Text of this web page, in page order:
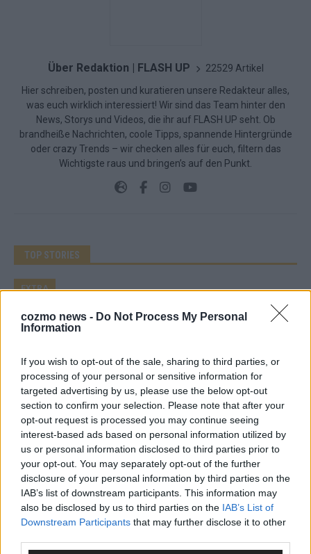
cozmo news - Do Not Process My Personal
Information
If you wish to opt-out of the sale, sharing to third parties, or
processing of your personal or sensitive information for
targeted advertising by us, please use the below opt-out
section to confirm your selection. Please note that after your
opt-out request is processed you may continue seeing
interest-based ads based on personal information utilized by
us or personal information disclosed to third parties prior to
your opt-out. You may separately opt-out of the further
disclosure of your personal information by third parties on the
IAB’s list of downstream participants. This information may
also be disclosed by us to third parties on the IAB’s List of
Downstream Participants that may further disclose it to other
Über Redaktion | FLASH UP 22529 Artikel
Hier schreiben, posten und kuratieren unsere Redakteur alles,
was euch wirklich interessiert! Wir sind das Team hinter den
News, Storys und Videos, die ihr auf FLASH UP seht. Ob
brandheiße Nachrichten, coole Tipps, spannende Hintergründe
oder crazy Trends – wir checken alles für euch, filtern das
Wichtigste raus und bringen’s auf den Punkt.
TOP STORIES
Monaco, Sallys Café, Westernbrauerei – der
Europa-Park 2026 macht vieles neu
EXTRA
Juni 2026